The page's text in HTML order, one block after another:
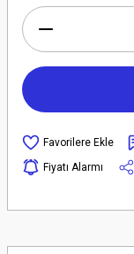
Fiyatı Alarmı